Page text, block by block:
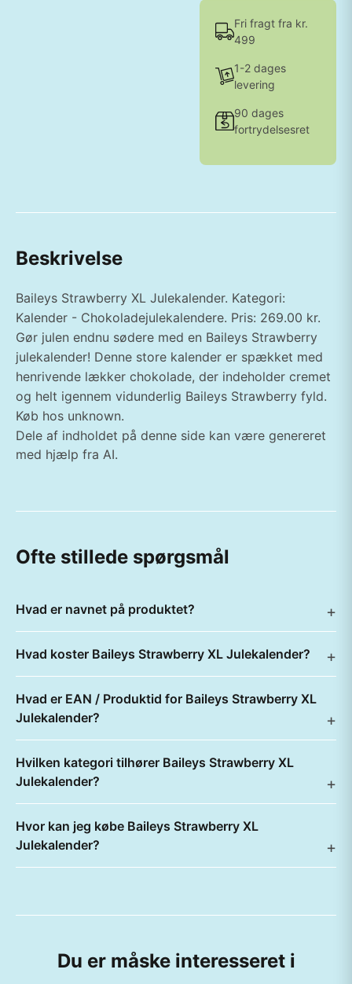
Fri fragt fra kr.
499
1-2 dages
levering
90 dages
fortrydelsesret
Beskrivelse
Baileys Strawberry XL Julekalender. Kategori:
Kalender - Chokoladejulekalendere. Pris: 269.00 kr.
Gør julen endnu sødere med en Baileys Strawberry
julekalender! Denne store kalender er spækket med
henrivende lækker chokolade, der indeholder cremet
og helt igennem vidunderlig Baileys Strawberry fyld.
Køb hos unknown.
Dele af indholdet på denne side kan være genereret
med hjælp fra AI.
Ofte stillede spørgsmål
Hvad er navnet på produktet?
Hvad koster Baileys Strawberry XL Julekalender?
Hvad er EAN / Produktid for Baileys Strawberry XL
Julekalender?
Hvilken kategori tilhører Baileys Strawberry XL
Julekalender?
Hvor kan jeg købe Baileys Strawberry XL
Julekalender?
Du er måske interesseret i